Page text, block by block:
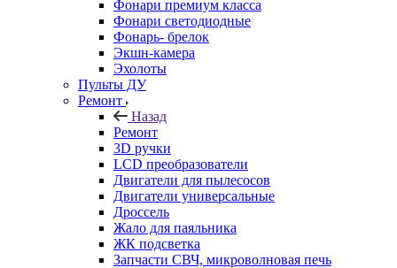
Фонари премиум класса
Фонари светодиодные
Фонарь- брелок
Экшн-камера
Эхолоты
Пульты ДУ
Ремонт
Назад
Ремонт
3D ручки
LCD преобразователи
Двигатели для пылесосов
Двигатели универсальные
Дроссель
Жало для паяльника
ЖК подсветка
Запчасти СВЧ, микроволновая печь